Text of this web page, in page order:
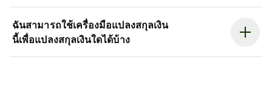
ฉันสามารถใช้เครื่องมือแปลงสกุลเงิน
นี้เพื่อแปลงสกุลเงินใดได้บ้าง